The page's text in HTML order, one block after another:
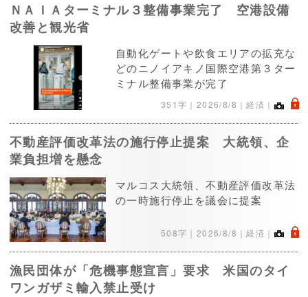
ＮＡＩＡターミナル３整備事業完了 空港設備
改善と観光省
自動化ゲートや飲食エリアの拡充な
どのニノイアキノ国際空港第３ター
ミナル整備事業が完了
351字｜ 2026/8/8 ｜経済｜ .
不動産評価改革法の施行停止提案 大統領、企
業負担増を懸念
マルコス大統領、不動産評価改革法
の一時施行停止を議会に提案
508字｜ 2026/8/8 ｜経済｜ .
漁民団体が「危機事態宣言」要求 米国のタイ
ワンガザミ輸入禁止受け